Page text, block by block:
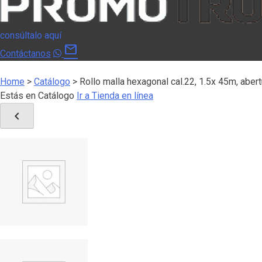
consúltalo aquí
Contáctanos
mail
Home > Catálogo > Rollo malla hexagonal cal.22, 1.5x 45m,
Estás en Catálogo Ir a Tienda en línea
chevron_left